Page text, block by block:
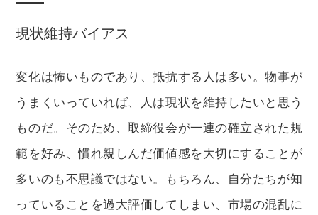
現状維持バイアス
変化は怖いものであり、抵抗する人は多い。物事が
うまくいっていれば、人は現状を維持したいと思う
ものだ。そのため、取締役会が一連の確立された規
範を好み、慣れ親しんだ価値感を大切にすることが
多いのも不思議ではない。もちろん、自分たちが知
っていることを過大評価してしまい、市場の混乱に